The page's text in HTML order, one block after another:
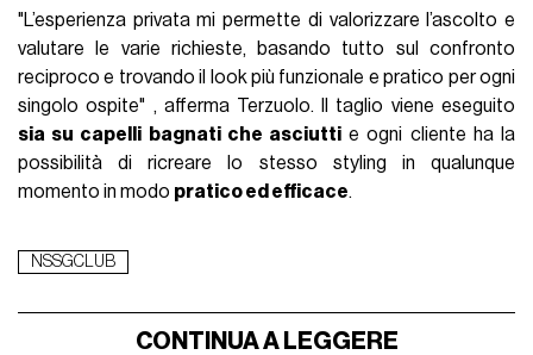
"L’esperienza privata mi permette di valorizzare l’ascolto e
valutare le varie richieste, basando tutto sul confronto
reciproco e trovando il look più funzionale e pratico per ogni
singolo ospite" , afferma Terzuolo. Il taglio viene eseguito
sia su capelli bagnati che asciutti e ogni cliente ha la
possibilità di ricreare lo stesso styling in qualunque
momento in modo pratico ed efficace.
NSSGCLUB
CONTINUA A LEGGERE